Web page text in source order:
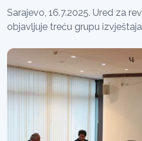
Sarajevo, 16.7.2025. Ured za
objavljuje treću grupu